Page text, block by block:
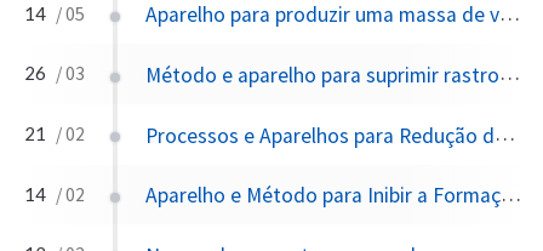
14 / 05 Aparelho para produzir uma massa de vapor de água, Aparelho para produzir, mover e escalar uma massa de vapor de água e Método para causar estimulação artificial de chuva
26 / 03 Método e aparelho para suprimir rastros de motores aeronáuticos
21 / 02 Processos e Aparelhos para Redução da Intensidade de Ciclones Tropicais
14 / 02 Aparelho e Método para Inibir a Formação de Ciclones Tropicais